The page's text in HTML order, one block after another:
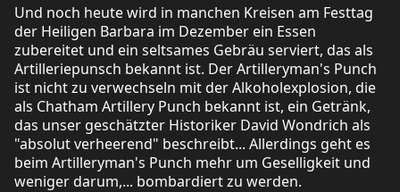
Und noch heute wird in manchen Kreisen am Festtag
der Heiligen Barbara im Dezember ein Essen
zubereitet und ein seltsames Gebräu serviert, das als
Artilleriepunsch bekannt ist. Der Artilleryman's Punch
ist nicht zu verwechseln mit der Alkoholexplosion, die
als Chatham Artillery Punch bekannt ist, ein Getränk,
das unser geschätzter Historiker David Wondrich als
"absolut verheerend" beschreibt... Allerdings geht es
beim Artilleryman's Punch mehr um Geselligkeit und
weniger darum,... bombardiert zu werden.